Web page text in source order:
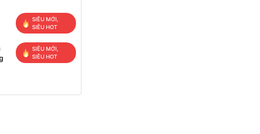
SIÊU MỚI,
SIÊU HOT
SIÊU MỚI,
SIÊU HOT